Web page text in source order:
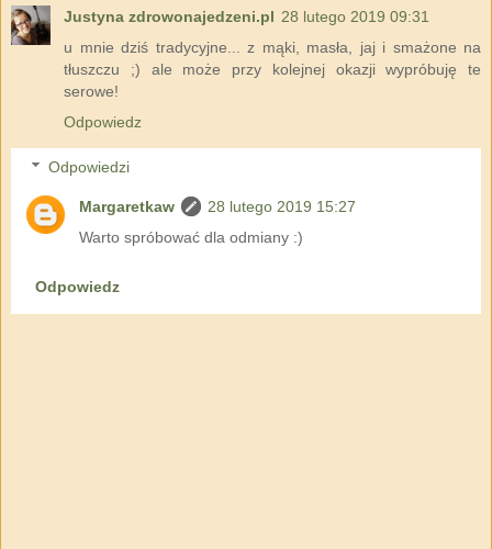
Justyna zdrowonajedzeni.pl 28 lutego 2019 09:31
u mnie dziś tradycyjne... z mąki, masła, jaj i smażone na
tłuszczu ;) ale może przy kolejnej okazji wypróbuję te
serowe!
Odpowiedz
Odpowiedzi
Margaretkaw
28 lutego 2019 15:27
Warto spróbować dla odmiany :)
Odpowiedz